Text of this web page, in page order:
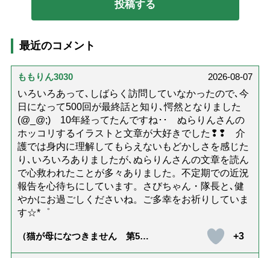
最近のコメント
ももりん3030
2026-08-07
いろいろあって､しばらく訪問していなかったので､今
日になって500回が最終話と知り､愕然となりました
(@_@;) 10年経ってたんですね･･ ぬらりんさんの
ホッコリするイラストと文章が大好きでした❢❢ 介
護では身内に理解してもらえないもどかしさを感じた
り､いろいろありましたが､ぬらりんさんの文章を読ん
で心救われたことが多々ありました。不定期での近況
報告を心待ちにしています。さびちゃん・隊長と､健
やかにお過ごしくださいね。ご多幸をお祈りしていま
す☆*゜
（猫が母になつきません 第500
+3